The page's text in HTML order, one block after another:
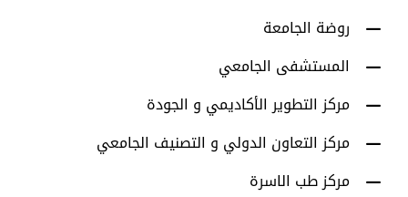
روضة الجامعة
المستشفى الجامعي
مركز التطوير الأكاديمي و الجودة
مركز التعاون الدولي و التصنيف الجامعي
مركز طب الاسرة